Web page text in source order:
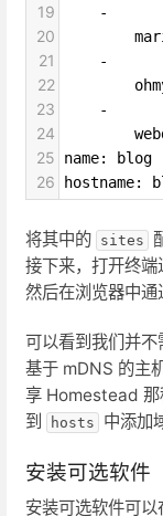
19
    -
20
21
    -
22
23
    -
24
25 name: blog
26 hostname:
将其中的 sites
接下来，打开终
然后在浏览器中通
可以看到我们并不
基于 mDNS 的主
享 Homestead 那
到
hosts 中添加
安装可选软件
安装可选软件可